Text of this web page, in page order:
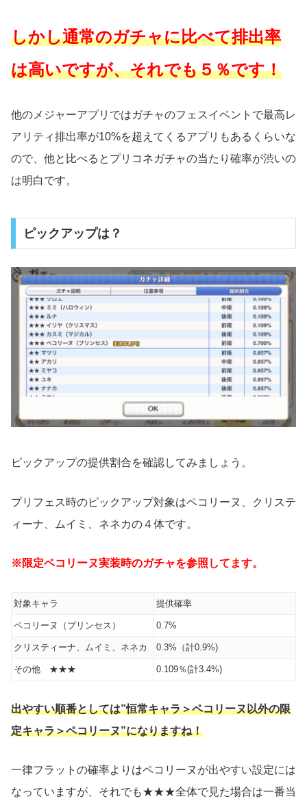
しかし通常のガチャに比べて排出率
は高いですが、それでも５％です！
他のメジャーアプリではガチャのフェスイベントで最高レ
アリティ排出率が10%を超えてくるアプリもあるくらいな
ので、他と比べるとプリコネガチャの当たり確率が渋いの
は明白です。
ピックアップは？
ピックアップの提供割合を確認してみましょう。
プリフェス時のピックアップ対象はペコリーヌ、クリステ
ィーナ、ムイミ、ネネカの４体です。
※限定ペコリーヌ実装時のガチャを参照してます。
対象キャラ 提供確率
ペコリーヌ（プリンセス） 0.7%
クリスティーナ、ムイミ、ネネカ 0.3%（計0.9%)
その他 ★★★ 0.109％(計3.4%)
出やすい順番としては”恒常キャラ＞ペコリーヌ以外の限
定キャラ＞ペコリーヌ”になりますね！
一律フラットの確率よりはペコリーヌが出やすい設定には
なっていますが、それでも★★★全体で見た場合は一番当